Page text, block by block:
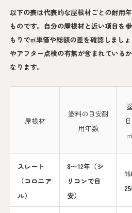
以下の表は代表的な屋根材ごとの耐用
ものです。自分の屋根材と近い項目を
もりで㎡単価や総額の差を確認しまし
やアフター点検の有無が含まれている
なります。
屋根材
塗料の目安耐
用年数
スレート
（コロニア
ル）
8〜12年（シ
リコンで目
安）